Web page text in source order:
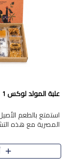
علبة المولد لوكس 1
استمتع بالطعم
المصرية مع هذه
من 9 قطع.
فول،ملبان سادة،